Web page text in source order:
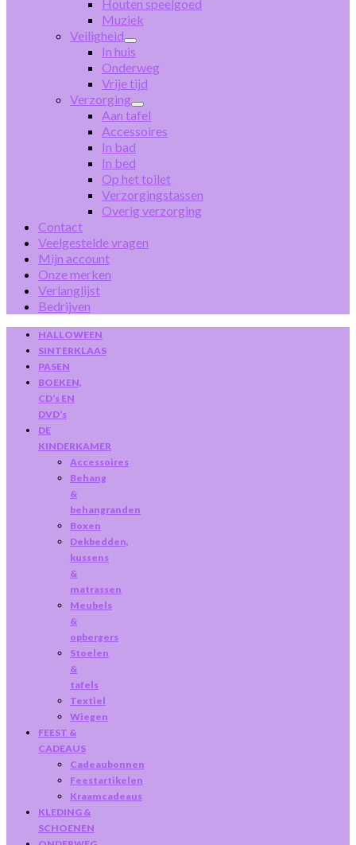
Houten speelgoed
Muziek
Veiligheid
In huis
Onderweg
Vrije tijd
Verzorging
Aan tafel
Accessoires
In bad
In bed
Op het toilet
Verzorgingstassen
Overig verzorging
Contact
Veelgestelde vragen
Mijn account
Onze merken
Verlanglijst
Bedrijven
HALLOWEEN
SINTERKLAAS
PASEN
BOEKEN,
CD’s EN
DVD’s
DE
KINDERKAMER
Accessoires
Behang
&
behangranden
Boxen
Dekbedden,
kussens
&
matrassen
Meubels
&
opbergers
Stoelen
&
tafels
Textiel
Wiegen
FEEST &
CADEAUS
Cadeaubonnen
Feestartikelen
Kraamcadeaus
KLEDING &
SCHOENEN